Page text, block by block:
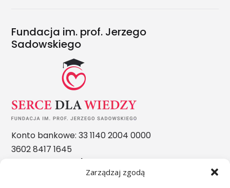
Zarządzaj zgodą
Fundacja im. prof. Jerzego
Sadowskiego
Konto bankowe: 33 1140 2004 0000
3602 8417 1645
Nasze nagrody